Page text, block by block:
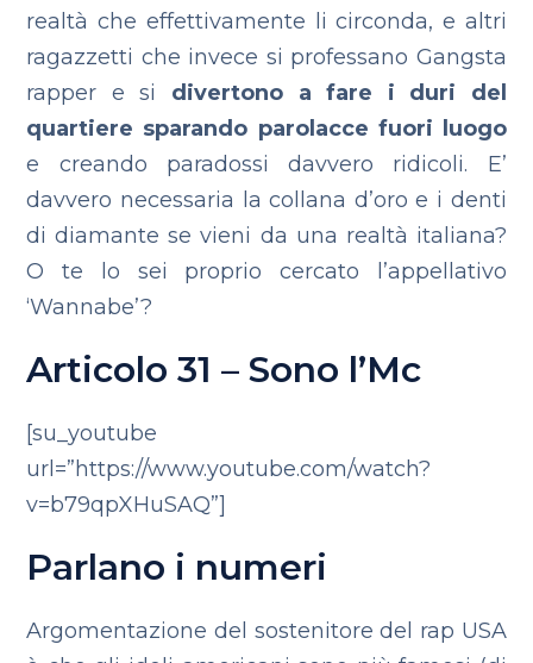
realtà che effettivamente li circonda, e altri
ragazzetti che invece si professano Gangsta
rapper e si divertono a fare i duri del
quartiere sparando parolacce fuori luogo
e creando paradossi davvero ridicoli. E’
davvero necessaria la collana d’oro e i denti
di diamante se vieni da una realtà italiana?
O te lo sei proprio cercato l’appellativo
‘Wannabe’?
Articolo 31 – Sono l’Mc
[su_youtube
url=”https://www.youtube.com/watch?
v=b79qpXHuSAQ”]
Parlano i numeri
Argomentazione del sostenitore del rap USA